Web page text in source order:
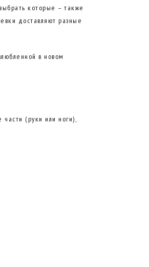
которые – также
доставляют разные
в новом
(руки или ноги),